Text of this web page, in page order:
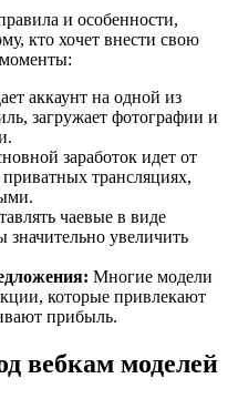
и особенности,
кто хочет внести свою
аккаунт на одной из
загружает фотографии и
заработок идет от
трансляциях,
чаевые в виде
значительно увеличить
Многие модели
которые привлекают
прибыль.
вебкам моделей